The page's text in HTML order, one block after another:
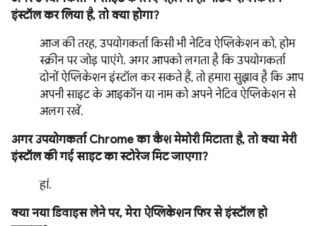
इंस्टॉल कर लिया है, तो क्या होगा?
आज की तरह, उपयोगकर्ता किसी भी नेटिव ऐप्लिकेशन को, होम
स्क्रीन पर जोड़ पाएंगे. अगर आपको लगता है कि उपयोगकर्ता
दोनों ऐप्लिकेशन इंस्टॉल कर सकते हैं, तो हमारा सुझाव है कि आप
अपनी साइट के आइकॉन या नाम को अपने नेटिव ऐप्लिकेशन से
अलग रखें.
अगर उपयोगकर्ता Chrome का कैश मेमोरी मिटाता है, तो क्या मेरी
इंस्टॉल की गई साइट का स्टोरेज मिट जाएगा?
हां.
क्या नया डिवाइस लेने पर, मेरा ऐप्लिकेशन फिर से इंस्टॉल हो